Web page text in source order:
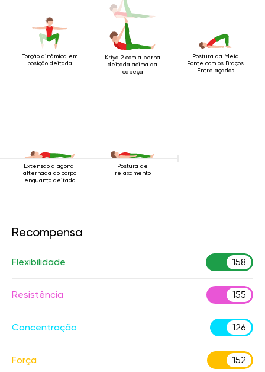
Torção dinâmica em
posição deitada
Kriya 2 com a perna
deitada acima da
cabeça
Postura da Meia
Ponte com os Braços
Entrelaçados
Extensão diagonal
alternada do corpo
enquanto deitado
Postura de
relaxamento
Recompensa
Flexibilidade 158
Resistência 155
Concentração 126
Força 152